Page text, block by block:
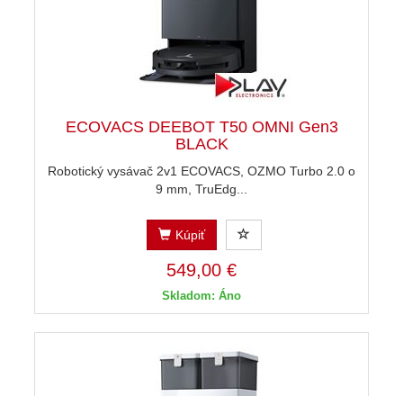
ECOVACS DEEBOT T50 OMNI Gen3
BLACK
Robotický vysávač 2v1 ECOVACS, OZMO Turbo 2.0 o
9 mm, TruEdg...
Kúpiť
549,00 €
Skladom: Áno